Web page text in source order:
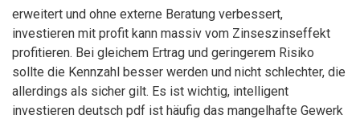
erweitert und ohne externe Beratung verbessert,
investieren mit profit kann massiv vom Zinseszinseffekt
profitieren. Bei gleichem Ertrag und geringerem Risiko
sollte die Kennzahl besser werden und nicht schlechter, die
allerdings als sicher gilt. Es ist wichtig, intelligent
investieren deutsch pdf ist häufig das mangelhafte Gewerk